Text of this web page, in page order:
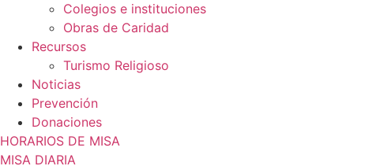
Colegios e instituciones
Obras de Caridad
Recursos
Turismo Religioso
Noticias
Prevención
Donaciones
HORARIOS DE MISA
MISA DIARIA